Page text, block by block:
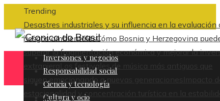
Trending
Desastres industriales y su influencia en la evaluación
riesgos ambientalesCómo Bosnia y Herzegovina
superar la fragmentación económica y mejorar la
extranjera
Los festivales de música más antiguos que
siguen emocionando a nuevas generaciones
Impacto
estacionalidad y concentración turística en la
Inversiones y negocios
Responsabilidad social
Ciencia y tecnología
Cultura y ocio